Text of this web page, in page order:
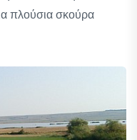
πλούσια σκούρα